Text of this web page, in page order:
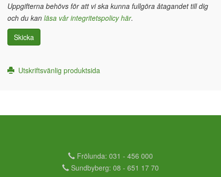
Uppgifterna behövs för att vi ska kunna fullgöra åtagandet till dig
och du kan läsa vår integritetspolicy här.
Skicka
Utskriftsvänlig produktsida
Frölunda: 031 - 456 000
Sundbyberg: 08 - 651 17 70